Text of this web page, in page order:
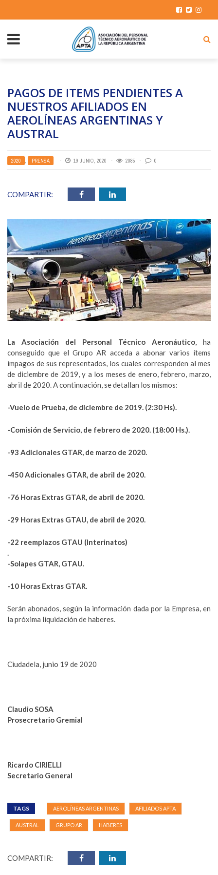
PAGOS DE ITEMS PENDIENTES A
NUESTROS AFILIADOS EN
AEROLÍNEAS ARGENTINAS Y
AUSTRAL
2020 , PRENSA 19 JUNIO, 2020 2085 0
COMPARTIR:
La Asociación del Personal Técnico Aeronáutico, ha
conseguido que el Grupo AR acceda a abonar varios ítems
impagos de sus representados, los cuales corresponden al mes
de diciembre de 2019, y a los meses de enero, febrero, marzo,
abril de 2020. A continuación, se detallan los mismos:
-Vuelo de Prueba, de diciembre de 2019. (2:30 Hs).
-Comisión de Servicio, de febrero de 2020. (18:00 Hs.).
-93 Adicionales GTAR, de marzo de 2020.
-450 Adicionales GTAR, de abril de 2020.
-76 Horas Extras GTAR, de abril de 2020.
-29 Horas Extras GTAU, de abril de 2020.
-22 reemplazos GTAU (Interinatos)
.
-Solapes GTAR, GTAU.
-10 Horas Extras GTAR.
Serán abonados, según la información dada por la Empresa, en
la próxima liquidación de haberes.
Ciudadela, junio 19 de 2020
Claudio SOSA
Prosecretario Gremial
Ricardo CIRIELLI
Secretario General
TAGS AEROLÍNEAS ARGENTINAS AFILIADOS APTA
AUSTRAL GRUPO AR HABERES
COMPARTIR: